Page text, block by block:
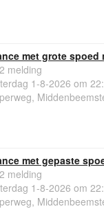
met grote spoed
melding
1-8-2026 om
met gepaste
melding
1-8-2026 om